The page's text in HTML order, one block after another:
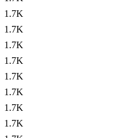
1.7K
1.7K
1.7K
1.7K
1.7K
1.7K
1.7K
1.7K